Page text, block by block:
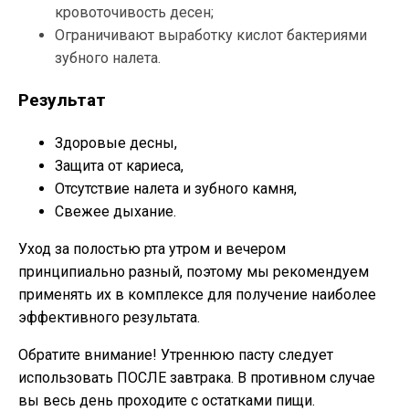
кровоточивость десен;
Ограничивают выработку кислот бактериями
зубного налета.
Результат
Здоровые десны,
Защита от кариеса,
Отсутствие налета и зубного камня,
Свежее дыхание.
Уход за полостью рта утром и вечером
принципиально разный, поэтому мы рекомендуем
применять их в комплексе для получение наиболее
эффективного результата.
Обратите внимание! Утреннюю пасту следует
использовать ПОСЛЕ завтрака. В противном случае
вы весь день проходите с остатками пищи.